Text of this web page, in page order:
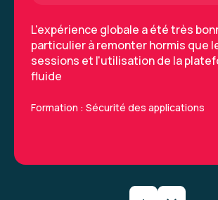
L'expérience globale a été très
particulier à remonter hormis que
sessions et l'utilisation de la
fluide
Formation : Sécurité des applications